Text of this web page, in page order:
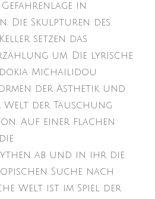
in
Die Skulpturen des
setzen das
um. Die lyrische
Michailidou
der Ästhetik und
der Täuschung
Auf einer flachen
ab und in ihr die
Suche nach
Welt ist im Spiel der